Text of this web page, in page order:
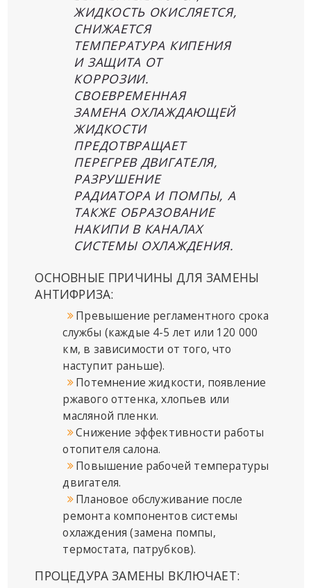
ЖИДКОСТЬ ОКИСЛЯЕТСЯ,
СНИЖАЕТСЯ
ТЕМПЕРАТУРА КИПЕНИЯ
И ЗАЩИТА ОТ
КОРРОЗИИ.
СВОЕВРЕМЕННАЯ
ЗАМЕНА ОХЛАЖДАЮЩЕЙ
ЖИДКОСТИ
ПРЕДОТВРАЩАЕТ
ПЕРЕГРЕВ ДВИГАТЕЛЯ,
РАЗРУШЕНИЕ
РАДИАТОРА И ПОМПЫ, А
ТАКЖЕ ОБРАЗОВАНИЕ
НАКИПИ В КАНАЛАХ
СИСТЕМЫ ОХЛАЖДЕНИЯ.
ОСНОВНЫЕ ПРИЧИНЫ ДЛЯ ЗАМЕНЫ
АНТИФРИЗА:
Превышение регламентного срока
службы (каждые 4-5 лет или 120 000
км, в зависимости от того, что
наступит раньше).
Потемнение жидкости, появление
ржавого оттенка, хлопьев или
масляной пленки.
Снижение эффективности работы
отопителя салона.
Повышение рабочей температуры
двигателя.
Плановое обслуживание после
ремонта компонентов системы
охлаждения (замена помпы,
термостата, патрубков).
ПРОЦЕДУРА ЗАМЕНЫ ВКЛЮЧАЕТ: